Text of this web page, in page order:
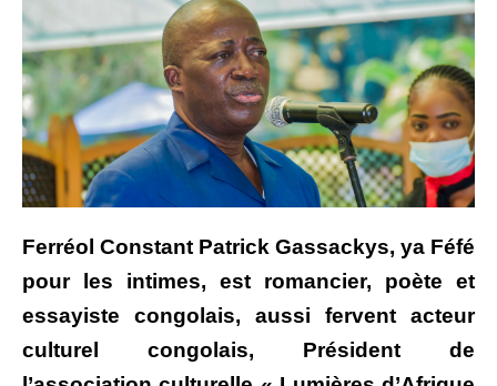
Ferréol Constant Patrick Gassackys, ya Féfé
pour les intimes, est romancier, poète et
essayiste congolais, aussi fervent acteur
culturel congolais, Président de